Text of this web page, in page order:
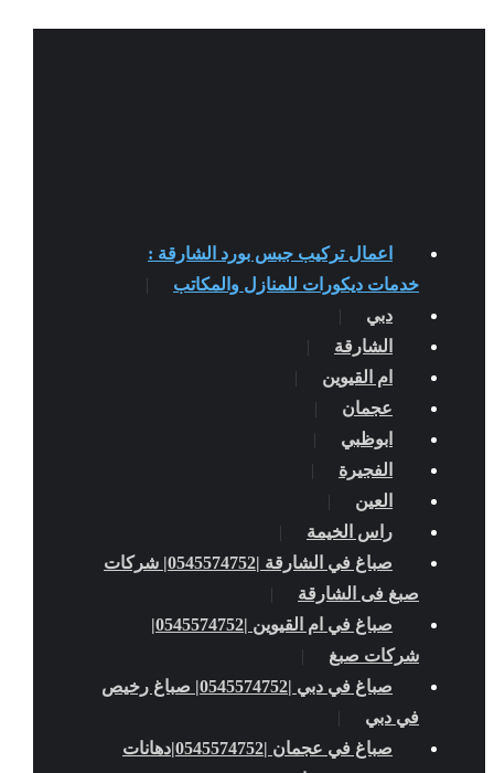
اعمال تركيب جبس بورد الشارقة :
خدمات ديكورات للمنازل والمكاتب
دبي
الشارقة
ام القيوين
عجمان
ابوظبي
الفجيرة
العين
راس الخيمة
صباغ في الشارقة |0545574752| شركات
صبغ فى الشارقة
صباغ في ام القيوين |0545574752|
شركات صبغ
صباغ في دبي |0545574752| صباغ رخيص
في دبي
صباغ في عجمان |0545574752|دهانات